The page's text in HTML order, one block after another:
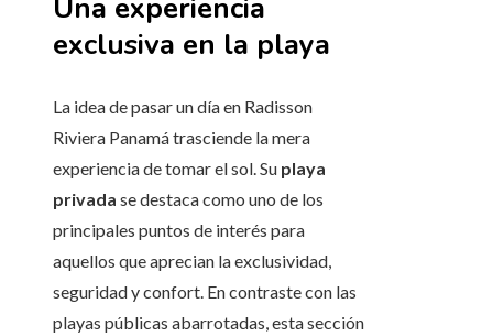
Una experiencia
exclusiva en la playa
La idea de pasar un día en Radisson
Riviera Panamá trasciende la mera
experiencia de tomar el sol. Su playa
privada se destaca como uno de los
principales puntos de interés para
aquellos que aprecian la exclusividad,
seguridad y confort. En contraste con las
playas públicas abarrotadas, esta sección